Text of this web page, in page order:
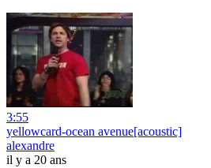
3:55
yellowcard-ocean avenue[acoustic]
alexandre
il y a 20 ans